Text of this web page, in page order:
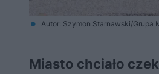
Autor: Szymon Starnawski/Grupa
Miasto chciało